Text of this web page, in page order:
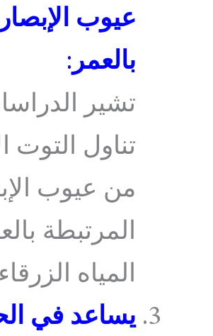
عيوب
بالعمر :
تشير
تناول التوت
من عيوب
المرتبطة
المياه
يساعد في